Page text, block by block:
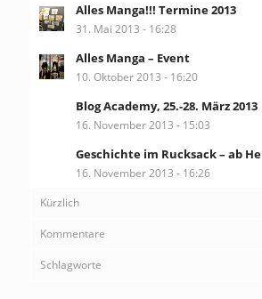
Alles Manga!!! Termine 2013
31. Mai 2013 - 16:28
Alles Manga – Event
10. Oktober 2013 - 16:20
Blog Academy, 25.-28. März 2013
16. November 2013 - 15:03
Geschichte im Rucksack – ab
16. November 2013 - 16:26
Kürzlich
Kommentare
Schlagworte